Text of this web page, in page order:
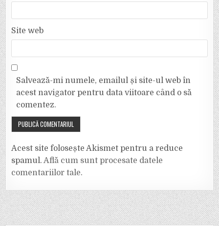
Site web
Salvează-mi numele, emailul și site-ul web în
acest navigator pentru data viitoare când o să
comentez.
Acest site folosește Akismet pentru a reduce
spamul.Află cum sunt procesate datele
comentariilor tale.